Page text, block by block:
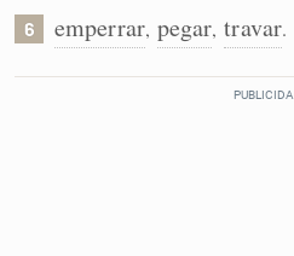
6 emperrar, pegar, travar.